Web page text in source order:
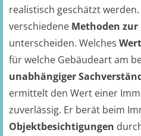
realistisch geschätzt werden.
verschiedene Methoden
unterscheiden. Welches
für welche Gebäudeart am
unabhängiger
ermittelt den Wert einer
zuverlässig. Er berät beim
Objektbesichtigungen